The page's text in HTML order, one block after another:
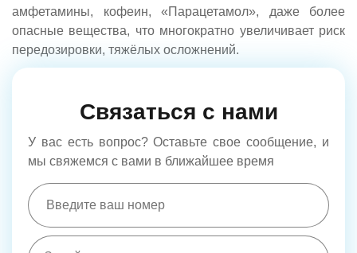
амфетамины, кофеин, «Парацетамол», даже более
опасные вещества, что многократно увеличивает риск
передозировки, тяжёлых осложнений.
Связаться с нами
У вас есть вопрос? Оставьте свое сообщение, и
мы свяжемся с вами в ближайшее время